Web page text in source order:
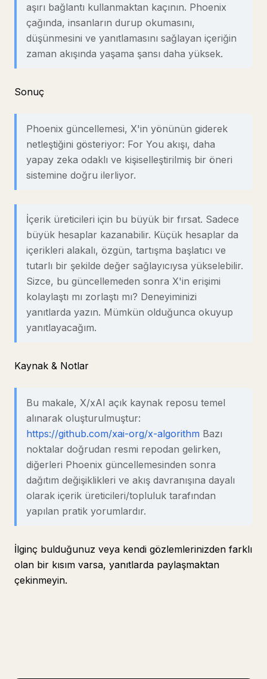
aşırı bağlantı kullanmaktan kaçının. Phoenix
çağında, insanların durup okumasını,
düşünmesini ve yanıtlamasını sağlayan içeriğin
zaman akışında yaşama şansı daha yüksek.
Sonuç
Phoenix güncellemesi, X'in yönünün giderek
netleştiğini gösteriyor: For You akışı, daha
yapay zeka odaklı ve kişiselleştirilmiş bir öneri
sistemine doğru ilerliyor.
İçerik üreticileri için bu büyük bir fırsat. Sadece
büyük hesaplar kazanabilir. Küçük hesaplar da
içerikleri alakalı, özgün, tartışma başlatıcı ve
tutarlı bir şekilde değer sağlayıcıysa yükselebilir.
Sizce, bu güncellemeden sonra X'in erişimi
kolaylaştı mı zorlaştı mı? Deneyiminizi
yanıtlarda yazın. Mümkün olduğunca okuyup
yanıtlayacağım.
Kaynak & Notlar
Bu makale, X/xAI açık kaynak reposu temel
alınarak oluşturulmuştur:
https://github.com/xai-org/x-algorithm Bazı
noktalar doğrudan resmi repodan gelirken,
diğerleri Phoenix güncellemesinden sonra
dağıtım değişiklikleri ve akış davranışına dayalı
olarak içerik üreticileri/topluluk tarafından
yapılan pratik yorumlardır.
İlginç bulduğunuz veya kendi gözlemlerinizden farklı
olan bir kısım varsa, yanıtlarda paylaşmaktan
çekinmeyin.